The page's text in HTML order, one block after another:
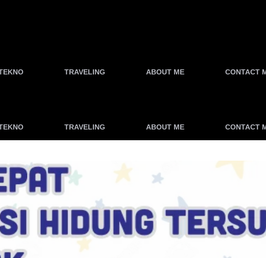
TRAVELING ABOUT ME CONTACT
TRAVELING ABOUT ME CONTACT